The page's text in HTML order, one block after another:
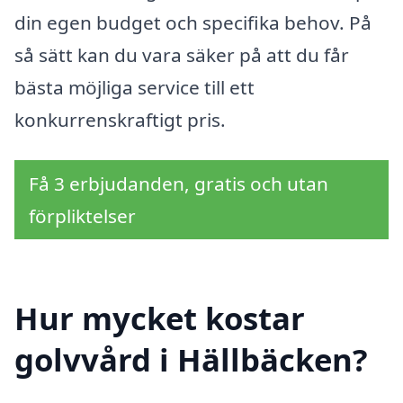
din egen budget och specifika behov. På
så sätt kan du vara säker på att du får
bästa möjliga service till ett
konkurrenskraftigt pris.
Få 3 erbjudanden, gratis och utan
förpliktelser
Hur mycket kostar
golvvård i Hällbäcken?